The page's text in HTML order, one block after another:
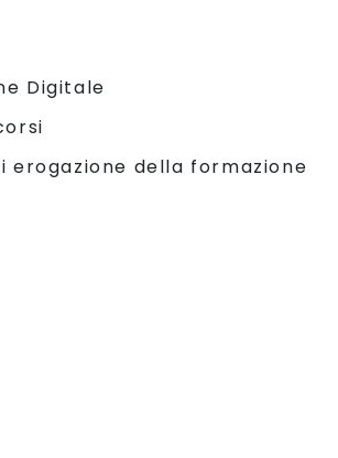
Digitale
erogazione della formazione